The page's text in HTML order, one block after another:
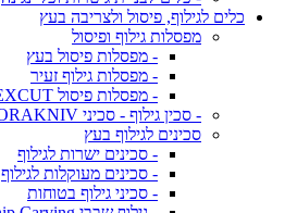
כלים לגילוף, פיסול ולצריבה בעץ
מפסלות גילוף ופיסול
- מפסלות פיסול בעץ
- מפסלות גילוף זעיר
- מפסלות פיסול FLEXCUT
- סכין גילוף - סכיני MORAKNIV
סכינים לגילוף בעץ
- סכינים ישרות לגילוף
- סכינים מעוקלות לגילוף
- סכיני גילוף בטוחות